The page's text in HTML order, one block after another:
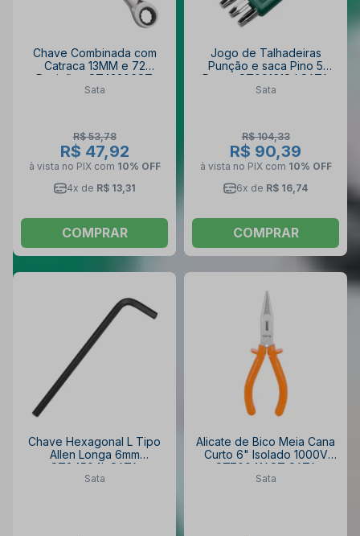
Chave Combinada com
Catraca 13MM e 72
Posições ST43206ST
SATA
Sata
R$ 53,78
R$ 47,92
à vista no PIX com 10% OFF
4x de R$ 13,31
COMPRAR
Jogo de Talhadeiras
Punção e saca Pino 5
Peças ST09161SJ SATA
Sata
R$ 104,33
R$ 90,39
à vista no PIX com 10% OFF
6x de R$ 16,74
COMPRAR
Chave Hexagonal L Tipo
Allen Longa 6mm
ST84504L SATA
Sata
Alicate de Bico Meia Cana
Curto 6" Isolado 1000V
ST70041AST SATA
Sata